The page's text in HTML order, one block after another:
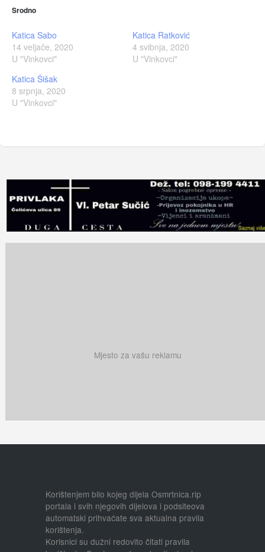
Srodno
Katica Sabo
14 veljače, 2020
U "Vinkovci"
Katica Ratković
4 svibnja, 2020
U "Vinkovci"
Katica Šišak
8 srpnja, 2020
U "Vinkovci"
Mjesto za vašu reklamu
Korištenjem bilo kojeg dijela Osmrtnica.rip
portala i svih njegovih dijelova i podsiteova
automatski prihvaćate sva aktualna pravila
korištenja.
Korisnici su dužni redovito čitati pravila